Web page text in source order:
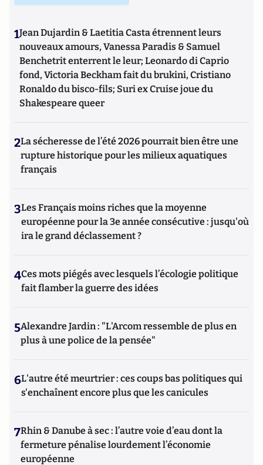
1Jean Dujardin & Laetitia Casta étrennent leurs
nouveaux amours, Vanessa Paradis & Samuel
Benchetrit enterrent le leur; Leonardo di Caprio
fond, Victoria Beckham fait du brukini, Cristiano
Ronaldo du bisco-fils; Suri ex Cruise joue du
Shakespeare queer
2La sécheresse de l’été 2026 pourrait bien être une
rupture historique pour les milieux aquatiques
français
3Les Français moins riches que la moyenne
européenne pour la 3e année consécutive : jusqu'où
ira le grand déclassement ?
4Ces mots piégés avec lesquels l’écologie politique
fait flamber la guerre des idées
5Alexandre Jardin : "L'Arcom ressemble de plus en
plus à une police de la pensée"
6L'autre été meurtrier : ces coups bas politiques qui
s'enchaînent encore plus que les canicules
7Rhin & Danube à sec : l’autre voie d’eau dont la
fermeture pénalise lourdement l’économie
européenne